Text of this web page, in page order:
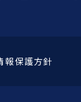
報保護方針